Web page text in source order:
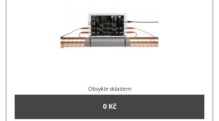
Obvykle skladem
0 Kč